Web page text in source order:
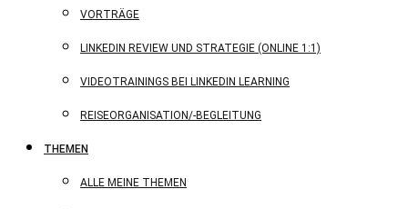
VORTRÄGE
LINKEDIN REVIEW UND STRATEGIE (ONLINE 1:1)
VIDEOTRAININGS BEI LINKEDIN LEARNING
REISEORGANISATION/-BEGLEITUNG
THEMEN
ALLE MEINE THEMEN